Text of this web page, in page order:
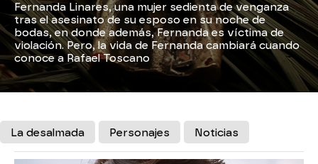
Fernanda Linares, una mujer sedienta de venganza
tras el asesinato de su esposo en su noche de
bodas, en donde además, Fernanda es víctima de
violación. Pero, la vida de Fernanda cambiará cuando
conoce a Rafael Toscano
La desalmada Personajes Noticias